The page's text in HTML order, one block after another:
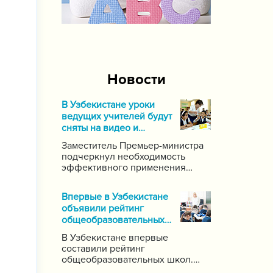
Новости
В Узбекистане уроки
ведущих учителей будут
сняты на видео и
выложены в Интернет
Заместитель Премьер-министра
подчеркнул необходимость
эффективного применения
и коммуникационных технологий
в данной области. Он поручил
создать систему для
размещения в интернете видео-
уроков самых ведущих учителей
по каждому предмету.
Впервые в Узбекистане
объявили рейтинг
общеобразовательных
школ
В Узбекистане впервые
составили рейтинг
общеобразовательных школ.